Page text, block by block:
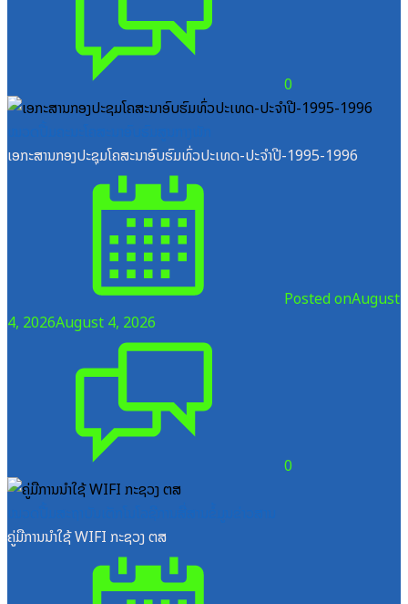
0
ເອກະສານກອງປະຊຸມໂຄສະນາອົບຮົມທົ່ວປະເທດ-ປະຈໍາປີ-1995-1996
Posted onAugust
4, 2026August 4, 2026
0
ຄູ່ມືການນຳໃຊ້ WIFI ກະຊວງ ຕສ